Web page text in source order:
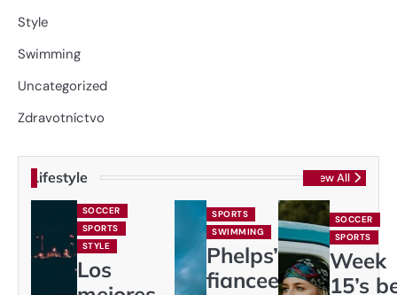
Style
Swimming
Uncategorized
Zdravotníctvo
Lifestyle View All
SOCCER
SPORTS
STYLE
Los
SPORTS
SWIMMING
Phelps’
fiancee
SOCCER
SPORTS
Week
15’s